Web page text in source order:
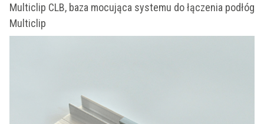
Multiclip CLB, baza mocująca systemu do łączenia podłóg
Multiclip